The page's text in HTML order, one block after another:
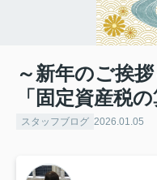
～新年のご挨
「固定資産税
スタッフブログ 2026.01.05